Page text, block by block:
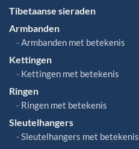
Tibetaanse sieraden
Armbanden
Armbanden met betekenis
Kettingen
Kettingen met betekenis
Ringen
Ringen met betekenis
Sleutelhangers
Sleutelhangers met betekenis